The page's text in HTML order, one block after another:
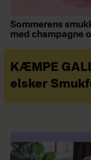
Sommerens
med champagne
KÆMPE
elsker